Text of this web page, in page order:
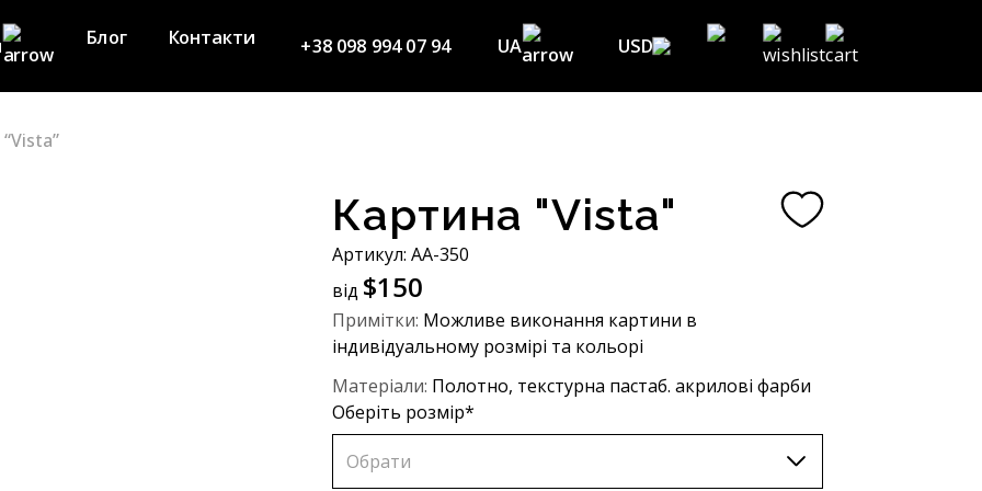
Блог Контакти +38 098 994 07 94 UA
EN
UA
USD
USD ($)
GBP (£)
NOK (kr)
CAD (C$)
AUD (A$)
Картина "Vista"
Артикул: АA-350
від $150
Примітки: Можливе виконання картини в
індивідуальному розмірі та кольорі
Матеріали: Полотно, текстурна пастаб. акрилові фарби
Оберіть розмір*
Обрати